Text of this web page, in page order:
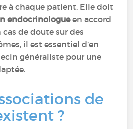
à chaque patient. Elle doit
endocrinologueen accord
de doute sur des
il est essentiel d’en
généraliste pour une
de
?